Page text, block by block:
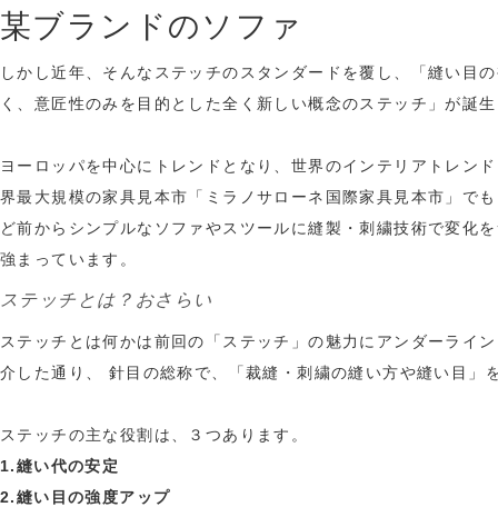
某ブランドのソファ
しかし近年、そんなステッチのスタンダードを覆し、「縫い目
く、意匠性のみを目的とした全く新しい概念のステッチ」が誕
ヨーロッパを中心にトレンドとなり、世界のインテリアトレン
界最大規模の家具見本市「ミラノサローネ国際家具見本市」で
ど前からシンプルなソファやスツールに縫製・刺繍技術で変化
強まっています。
ステッチとは？おさらい
ステッチとは何かは前回の
「ステッチ」の魅力にアンダーライ
介した通り、 針目の総称で、「裁縫・刺繍の縫い方や縫い目」
ステッチの主な役割は、３つあります。
1.縫い代の安定
2.縫い目の強度アップ